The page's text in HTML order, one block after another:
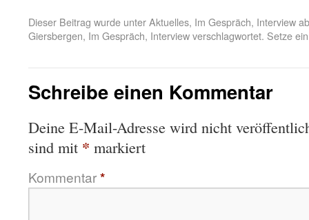
Dieser Beitrag wurde unterAktuelles, Im Gespräch, Interview
Giersbergen, Im Gespräch, Interviewverschlagwortet. Setze
Schreibe einen Kommentar
Deine E-Mail-Adresse wird nicht
sind mit * markiert
Kommentar*